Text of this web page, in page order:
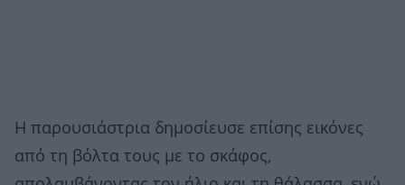
Η παρουσιάστρια δημοσίευσε επίσης εικόνες
από τη βόλτα τους με το σκάφος,